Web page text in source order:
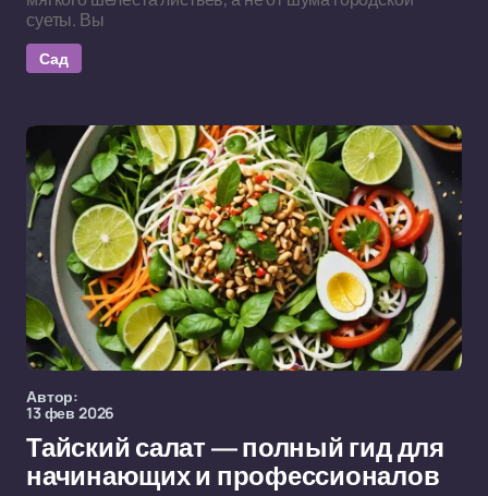
суеты. Вы
Сад
Автор:
13 фев 2026
Тайский салат — полный гид для
начинающих и профессионалов